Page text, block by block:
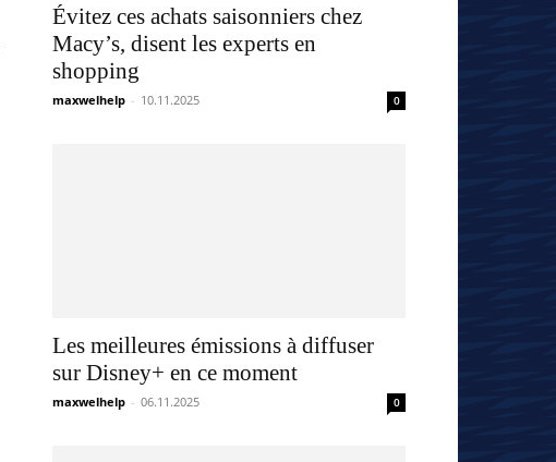
Évitez ces achats saisonniers chez
Macy’s, disent les experts en
shopping
maxwelhelp - 10.11.2025 0
Les meilleures émissions à diffuser
sur Disney+ en ce moment
maxwelhelp - 06.11.2025 0